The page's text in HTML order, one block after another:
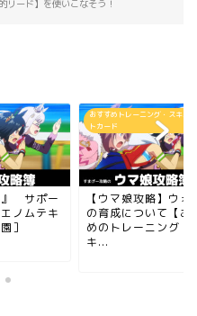
ード】を使いこなそう！
』 サポー
ノムテキ
］
おすすめトレーニング・スキル
トカード
【ウマ娘攻略】ウォ
の育成について【お
めのトレーニング・
キ...